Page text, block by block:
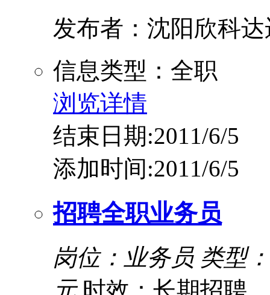
发布者：沈阳欣科
信息类型：全职
浏览详情
结束日期:2011/6/5
添加时间:2011/6/5
招聘全职业务员
岗位：业务员 类型
元时效：长期招聘